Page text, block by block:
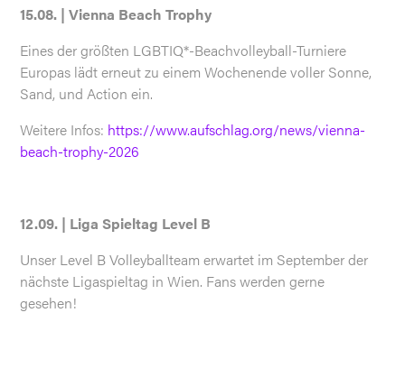
15.08. | Vienna Beach Trophy
Eines der größten LGBTIQ*-Beachvolleyball-Turniere
Europas lädt erneut zu einem Wochenende voller Sonne,
Sand, und Action ein.
Weitere Infos: https://www.aufschlag.org/news/vienna-
beach-trophy-2026
12.09. | Liga Spieltag Level B
Unser Level B Volleyballteam erwartet im September der
nächste Ligaspieltag in Wien. Fans werden gerne
gesehen!